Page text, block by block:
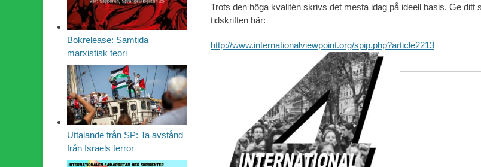
Trots den höga kvalitén skrivs det mesta idag på ideell basis. Ge ditt
tidskriften här:
http://www.internationalviewpoint.org/spip.php?article2213
Bokrelease: Samtida
marxistisk teori
Uttalande från SP: Ta avstånd
från Israels terror